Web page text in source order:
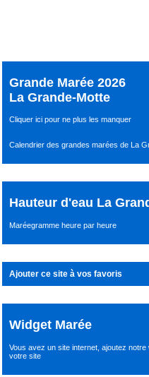
Grande Marée 2026
La Grande-Motte
Cliquer ici pour ne plus les manquer
Calendrier des grandes marées de La
Hauteur d'eau La
Maréegramme heure par heure
Ajouter ce site à vos favoris
Widget Marée
Vous avez un site internet,ajoutez
votre site